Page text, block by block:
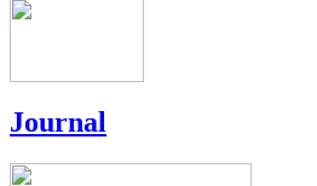
Journal